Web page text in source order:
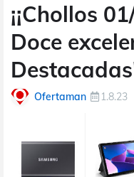
¡¡Chollos
Doce
Ofertaman 1.8.23